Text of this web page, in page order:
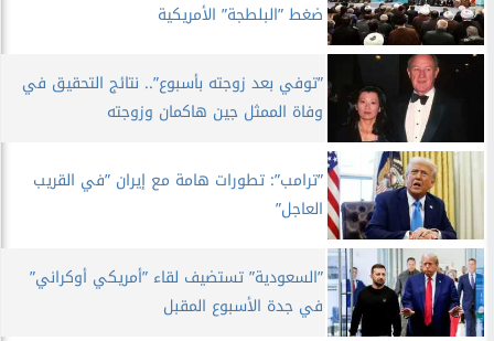
ضغط ”البلطجة” الأمريكية
”توفي بعد زوجته بأسبوع”.. نتائج التحقيق في
وفاة الممثل جين هاكمان وزوجته
”ترامب”: تطورات هامة مع إيران ”في القريب
العاجل”
”السعودية” تستضيف لقاء ”أمريكي أوكراني”
في جدة الأسبوع المقبل